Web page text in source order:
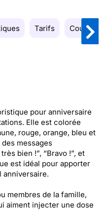
Tarifs Couleurs
pour anniversaire
Elle est colorée
rouge, orange, bleu et
messages
bien !”, “Bravo !”, et
est idéal pour apporter
anniversaire.
membres de la famille,
aiment injecter une dose